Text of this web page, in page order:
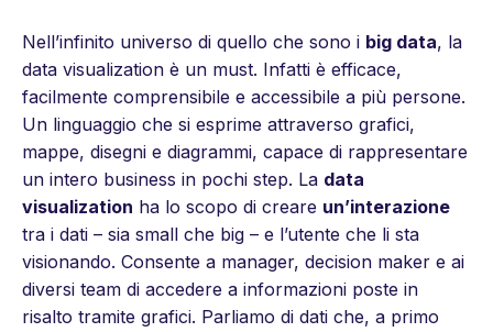
Nell’infinito universo di quello che sono i big data, la
data visualization è un must. Infatti è efficace,
facilmente comprensibile e accessibile a più persone.
Un linguaggio che si esprime attraverso grafici,
mappe, disegni e diagrammi, capace di rappresentare
un intero business in pochi step. La data
visualization ha lo scopo di creare un’interazione
tra i dati – sia small che big – e l’utente che li sta
visionando. Consente a manager, decision maker e ai
diversi team di accedere a informazioni poste in
risalto tramite grafici. Parliamo di dati che, a primo